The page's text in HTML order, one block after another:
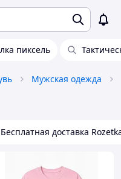
пиксель
Мужская одежда
Бесплатная доставка